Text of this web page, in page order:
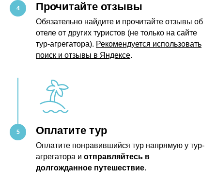
Прочитайте отзывы
Обязательно найдите и прочитайте отзывы об
отеле от других туристов (не только на сайте
тур-агрегатора). Рекомендуется использовать
поиск и отзывы в Яндексе.
Оплатите тур
Оплатите понравившийся тур напрямую у тур-
агрегатора и отправляйтесь в
долгожданное путешествие.